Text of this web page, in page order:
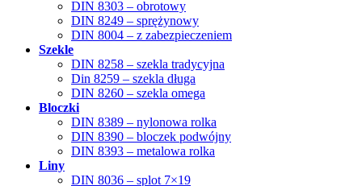
DIN 8303 – obrotowy
DIN 8249 – sprężynowy
DIN 8004 – z zabezpieczeniem
Szekle
DIN 8258 – szekla tradycyjna
Din 8259 – szekla długa
DIN 8260 – szekla omega
Bloczki
DIN 8389 – nylonowa rolka
DIN 8390 – bloczek podwójny
DIN 8393 – metalowa rolka
Liny
DIN 8036 – splot 7×19